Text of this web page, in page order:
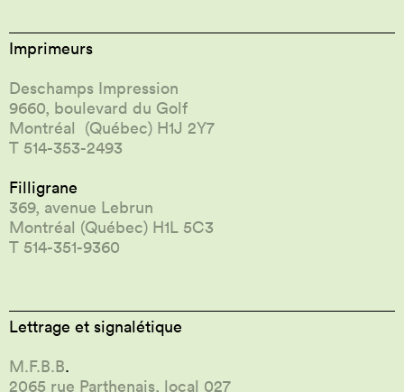
Imprimeurs
Deschamps Impression
9660, boulevard du Golf
Montréal (Québec) H1J 2Y7
T 514-353-2493
Filligrane
369, avenue Lebrun
Montréal (Québec) H1L 5C3
T 514-351-9360
Lettrage et signalétique
M.F.B.B.
2065 rue Parthenais, local 027